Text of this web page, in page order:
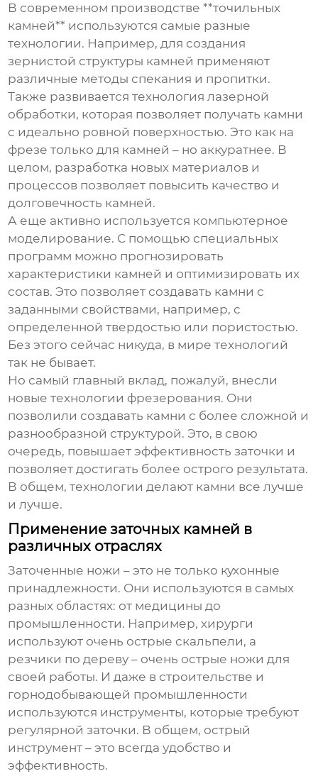
В современном производстве **точильных
камней** используются самые разные
технологии. Например, для создания
зернистой структуры камней применяют
различные методы спекания и пропитки.
Также развивается технология лазерной
обработки, которая позволяет получать камни
с идеально ровной поверхностью. Это как на
фрезе только для камней – но аккуратнее. В
целом, разработка новых материалов и
процессов позволяет повысить качество и
долговечность камней.
А еще активно используется компьютерное
моделирование. С помощью специальных
программ можно прогнозировать
характеристики камней и оптимизировать их
состав. Это позволяет создавать камни с
заданными свойствами, например, с
определенной твердостью или пористостью.
Без этого сейчас никуда, в мире технологий
так не бывает.
Но самый главный вклад, пожалуй, внесли
новые технологии фрезерования. Они
позволили создавать камни с более сложной и
разнообразной структурой. Это, в свою
очередь, повышает эффективность заточки и
позволяет достигать более острого результата.
В общем, технологии делают камни все лучше
и лучше.
Применение заточных камней в
различных отраслях
Заточенные ножи – это не только кухонные
принадлежности. Они используются в самых
разных областях: от медицины до
промышленности. Например, хирурги
используют очень острые скальпели, а
резчики по дереву – очень острые ножи для
своей работы. И даже в строительстве и
горнодобывающей промышленности
используются инструменты, которые требуют
регулярной заточки. В общем, острый
инструмент – это всегда удобство и
эффективность.